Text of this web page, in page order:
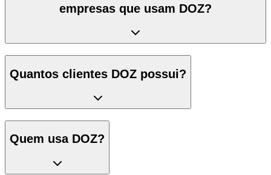
empresas que usam DOZ?
Quantos clientes DOZ possui?
Quem usa DOZ?